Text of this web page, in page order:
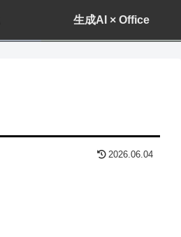
生成AI × Office
2026.06.04